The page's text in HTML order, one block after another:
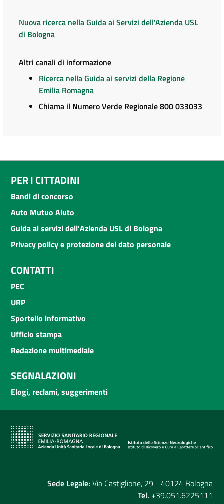
Nuova ricerca nella Guida ai Servizi dell'Azienda USL
di Bologna
Altri canali di informazione
Ricerca nella Guida ai servizi della Regione
Emilia Romagna
Chiama il Numero Verde Regionale 800 033033
PER I CITTADINI
Bandi di concorso
Auto Mutuo Aiuto
Guida ai servizi dell'Azienda USL di Bologna
Privacy policy e protezione del dato personale
CONTATTI
PEC
URP
Sportello informativo
Ufficio stampa
Redazione multimediale
SEGNALAZIONI
Elogi, reclami, suggerimenti
Sede Legale: Via Castiglione, 29 - 40124 Bologna
Tel. +39.051.6225111